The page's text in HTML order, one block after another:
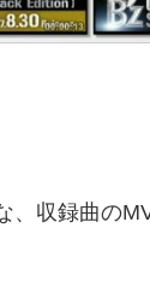
収録曲の